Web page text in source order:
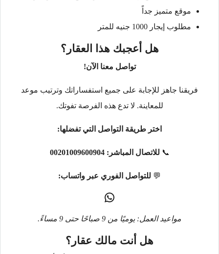
موقع متميز جداً
مطلوب إيجار 1000 جنيه للمتر
هل أعجبك هذا العقار؟
تواصل معنا الآن!
فريقنا جاهز للإجابة على جميع استفساراتك وترتيب موعد
للمعاينة. لا تدع هذه الفرصة تفوتك.
اختر طريقة التواصل التي تفضلها:
📞 للاتصال المباشر: 00201009600904
💬 للتواصل الفوري عبر واتساب:
مواعيد العمل: يوميًا من 9 صباحًا حتى 9 مساءً.
هل أنت مالك عقار؟